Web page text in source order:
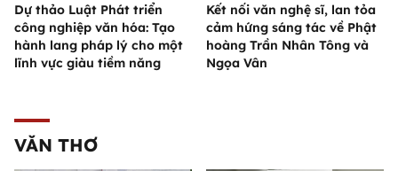
Dự thảo Luật Phát triển
công nghiệp văn hóa: Tạo
hành lang pháp lý cho một
lĩnh vực giàu tiềm năng
Kết nối văn nghệ sĩ, lan tỏa
cảm hứng sáng tác về Phật
hoàng Trần Nhân Tông và
Ngọa Vân
VĂN THƠ